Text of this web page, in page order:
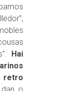
Hai
retro